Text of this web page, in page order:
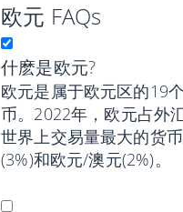
欧元 FAQs
什麽是欧元?
欧元是属于欧元区的19
币。2022年，欧元占外
世界上交易量最大的货
(3%)和欧元/澳元(2%)。